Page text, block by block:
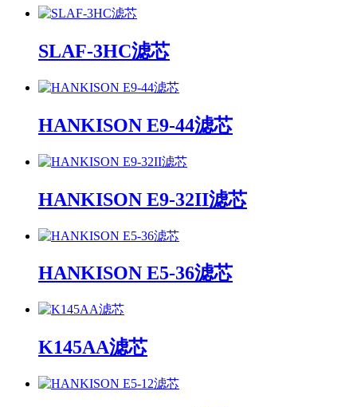
SLAF-3HC滤芯
HANKISON E9-44滤芯
HANKISON E9-32II滤芯
HANKISON E5-36滤芯
K145AA滤芯